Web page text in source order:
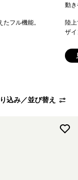
フル機能。
動
陸
ザ
込み／並び替え